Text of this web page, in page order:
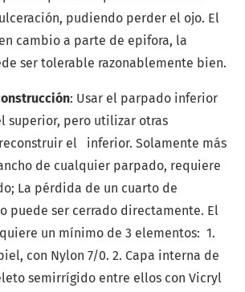
pudiendo perder el ojo. El
cambio a parte de epifora, la
ser tolerable razonablemente bien.
: Usar el parpado inferior
superior, pero utilizar otras
el inferior. Solamente más
de cualquier parpado, requiere
La pérdida de un cuarto de
puede ser cerrado directamente. El
un mínimo de 3 elementos: 1.
con Nylon 7/0. 2. Capa interna de
semirrígido entre ellos con Vicryl